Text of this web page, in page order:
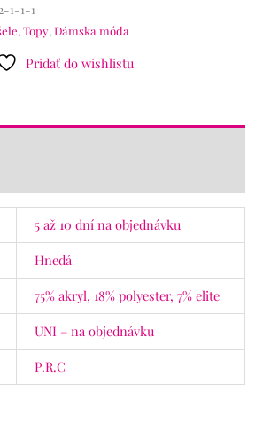
1-1-1
Topy,Dámska móda
Pridať do wishlistu
5 až 10 dní na objednávku
Hnedá
75% akryl, 18% polyester, 7% elite
UNI – na objednávku
P.R.C